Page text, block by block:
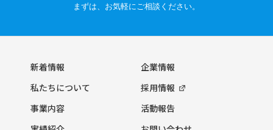
新着情報
私たちについて
事業内容
企業情報
採用情報
活動報告